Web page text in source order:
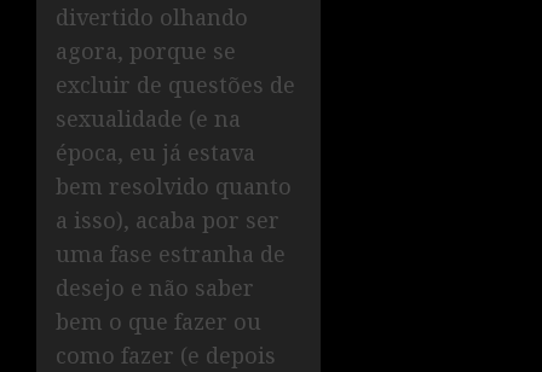
divertido olhando
agora, porque se
excluir de questões de
sexualidade (e na
época, eu já estava
bem resolvido quanto
a isso), acaba por ser
uma fase estranha de
desejo e não saber
bem o que fazer ou
como fazer (e depois